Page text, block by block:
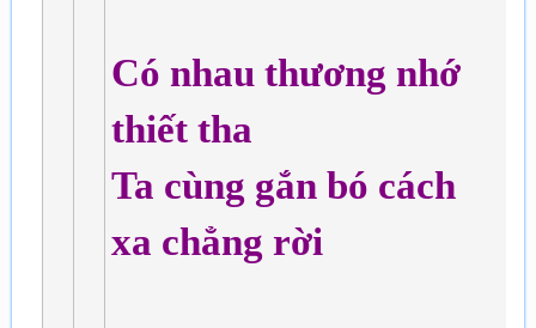
Có nhau thương nhớ
thiết tha
Ta cùng gắn bó cách
xa chẳng rời